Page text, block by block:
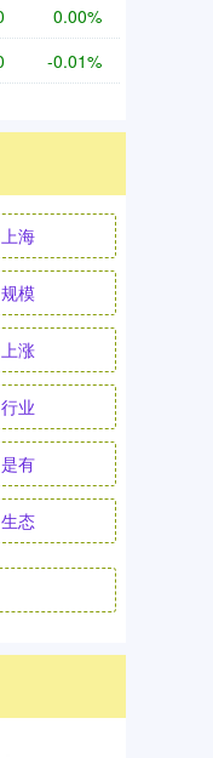
0.00%
-0.01%
上海
规模
上涨
行业
是有
生态